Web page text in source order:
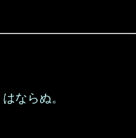
ならぬ。